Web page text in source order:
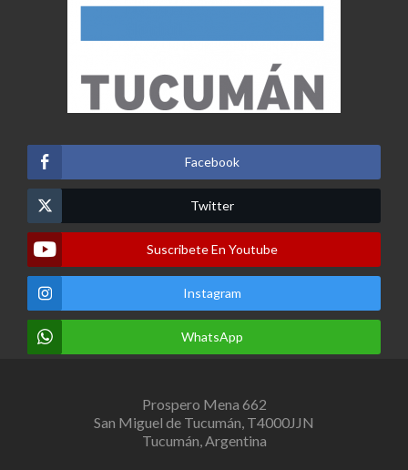
Facebook
Twitter
Suscribete En Youtube
Instagram
WhatsApp
Prospero Mena 662
San Miguel de Tucumán, T4000JJN
Tucumán, Argentina